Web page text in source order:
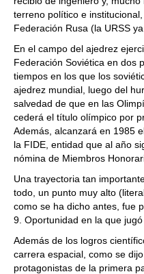
terreno político e
Federación Rusa (la URSS
En el campo del ajedrez
Federación Soviética en dos
tiempos en los que los
ajedrez mundial, luego del
salvedad de que en las
cederá el título olímpico por
Además, alcanzará en 1985
la FIDE, entidad que al año
nómina de Miembros
Una trayectoria tan
todo, un punto muy alto
como se ha dicho antes, fue
9. Oportunidad en la que jugó
Además de los logros
carrera espacial, como se
protagonistas de la primera